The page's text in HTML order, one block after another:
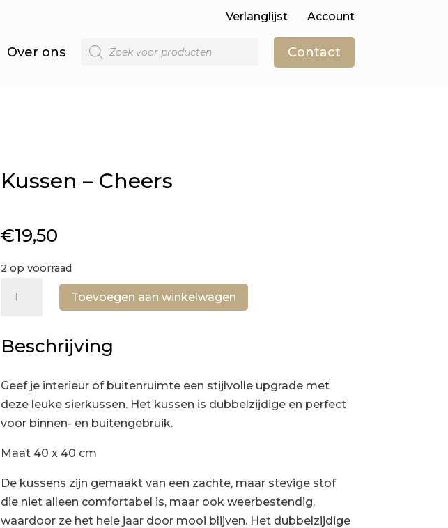
Verlanglijst Account
Over ons
Producten
zoeken Contact
Kussen – Cheers
€19,50
2 op voorraad
aantal
Toevoegen aan winkelwagen
Beschrijving
Geef je interieur of buitenruimte een stijlvolle upgrade met
deze leuke sierkussen. Het kussen is dubbelzijdige en perfect
voor binnen- en buitengebruik.
Maat 40 x 40 cm
De kussens zijn gemaakt van een zachte, maar stevige stof
die niet alleen comfortabel is, maar ook weerbestendig,
waardoor ze het hele jaar door mooi blijven. Het dubbelzijdige